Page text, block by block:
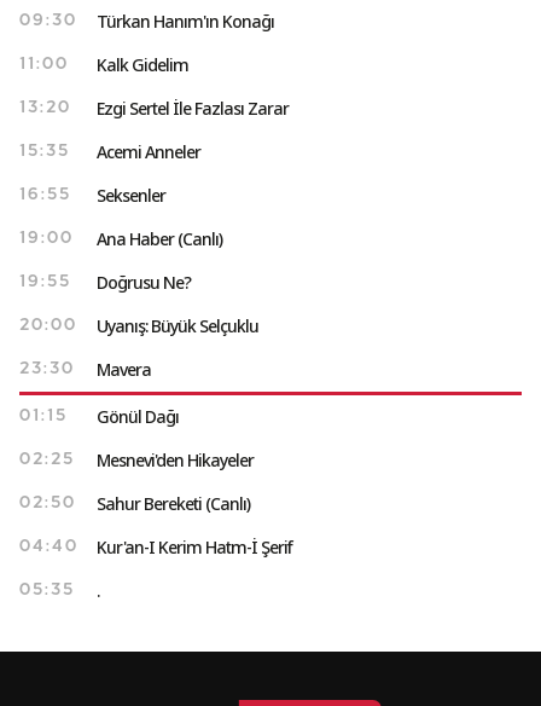
09:30 Türkan Hanım'ın Konağı
11:00 Kalk Gidelim
13:20 Ezgi Sertel İle Fazlası Zarar
15:35 Acemi Anneler
16:55 Seksenler
19:00 Ana Haber (Canlı)
19:55 Doğrusu Ne?
20:00 Uyanış: Büyük Selçuklu
23:30 Mavera
01:15 Gönül Dağı
02:25 Mesnevi'den Hikayeler
02:50 Sahur Bereketi (Canlı)
04:40 Kur'an-I Kerim Hatm-İ Şerif
05:35 .